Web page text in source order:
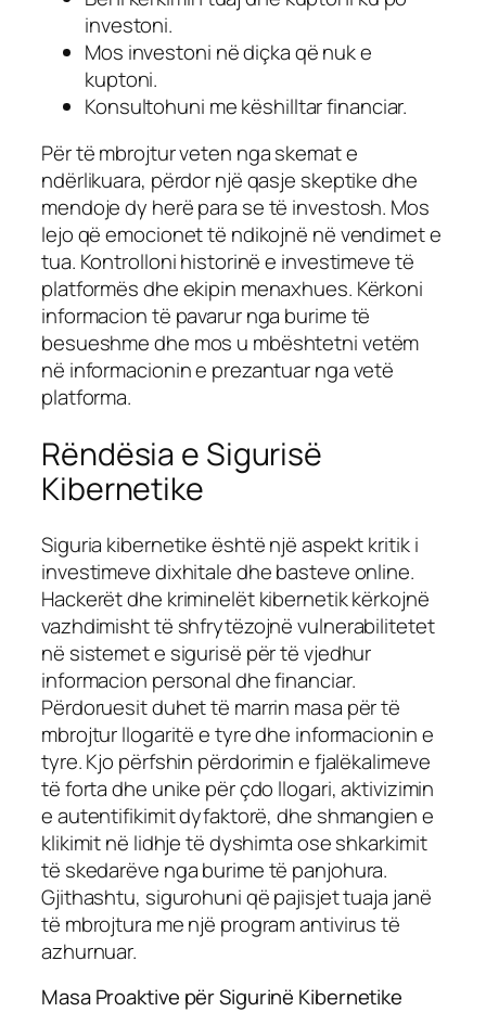
investoni.
Mos investoni në diçka që nuk e
kuptoni.
Konsultohuni me këshilltar financiar.
Për të mbrojtur veten nga skemat e
ndërlikuara, përdor një qasje skeptike dhe
mendoje dy herë para se të investosh. Mos
lejo që emocionet të ndikojnë në vendimet e
tua. Kontrolloni historinë e investimeve të
platformës dhe ekipin menaxhues. Kërkoni
informacion të pavarur nga burime të
besueshme dhe mos u mbështetni vetëm
në informacionin e prezantuar nga vetë
platforma.
Rëndësia e Sigurisë
Kibernetike
Siguria kibernetike është një aspekt kritik i
investimeve dixhitale dhe basteve online.
Hackerët dhe kriminelët kibernetik kërkojnë
vazhdimisht të shfrytëzojnë vulnerabilitetet
në sistemet e sigurisë për të vjedhur
informacion personal dhe financiar.
Përdoruesit duhet të marrin masa për të
mbrojtur llogaritë e tyre dhe informacionin e
tyre. Kjo përfshin përdorimin e fjalëkalimeve
të forta dhe unike për çdo llogari, aktivizimin
e autentifikimit dyfaktorë, dhe shmangien e
klikimit në lidhje të dyshimta ose shkarkimit
të skedarëve nga burime të panjohura.
Gjithashtu, sigurohuni që pajisjet tuaja janë
të mbrojtura me një program antivirus të
azhurnuar.
Masa Proaktive për Sigurinë Kibernetike